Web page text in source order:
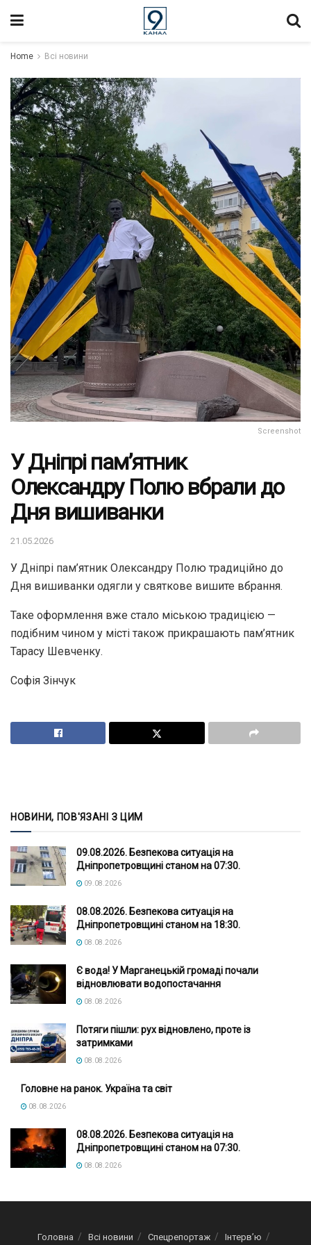
Home Всі новини
Screenshot
У Дніпрі пам’ятник
Олександру Полю вбрали до
Дня вишиванки
21.05.2026
У Дніпрі пам’ятник Олександру Полю традиційно до
Дня вишиванки одягли у святкове вишите вбрання.
Таке оформлення вже стало міською традицією —
подібним чином у місті також прикрашають пам’ятник
Тарасу Шевченку.
Софія Зінчук
НОВИНИ, ПОВ'ЯЗАНІ З ЦИМ
09.08.2026. Безпекова ситуація на
Дніпропетровщині станом на 07:30.
09.08.2026
08.08.2026. Безпекова ситуація на
Дніпропетровщині станом на 18:30.
08.08.2026
Є вода! У Марганецькій громаді почали
відновлювати водопостачання
08.08.2026
Потяги пішли: рух відновлено, проте із
затримками
08.08.2026
Головне на ранок. Україна та світ
08.08.2026
08.08.2026. Безпекова ситуація на
Дніпропетровщині станом на 07:30.
08.08.2026
Головна Всі новини Спецрепортаж Інтерв’ю